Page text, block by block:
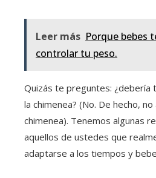
Leer más Porque bebes
controlar tu peso.
Quizás te preguntes: ¿debería
la chimenea? (No. De hecho,
chimenea). Tenemos algunas
aquellos de ustedes que
adaptarse a los tiempos y